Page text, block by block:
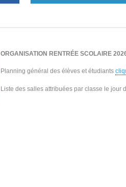
ORGANISATION RENTRÉE SCOLAIRE
Planning général des élèves et étudiants
Liste des salles attribuées par classe le jour